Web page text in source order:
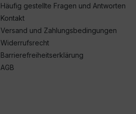
Häufig gestellte Fragen und Antworten
Kontakt
Versand und Zahlungsbedingungen
Widerrufsrecht
Barrierefreiheitserklärung
AGB